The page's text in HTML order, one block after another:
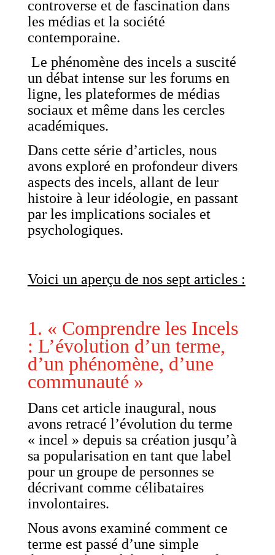
controverse et de fascination dans
les médias et la société
contemporaine.
Le phénomène des incels a suscité
un débat intense sur les forums en
ligne, les plateformes de médias
sociaux et même dans les cercles
académiques.
Dans cette série d’articles, nous
avons exploré en profondeur divers
aspects des incels, allant de leur
histoire à leur idéologie, en passant
par les implications sociales et
psychologiques.
Voici un aperçu de nos sept articles :
1. « Comprendre les Incels
: L’évolution d’un terme,
d’un phénomène, d’une
communauté »
Dans cet article inaugural, nous
avons retracé l’évolution du terme
« incel » depuis sa création jusqu’à
sa popularisation en tant que label
pour un groupe de personnes se
décrivant comme célibataires
involontaires.
Nous avons examiné comment ce
terme est passé d’une simple